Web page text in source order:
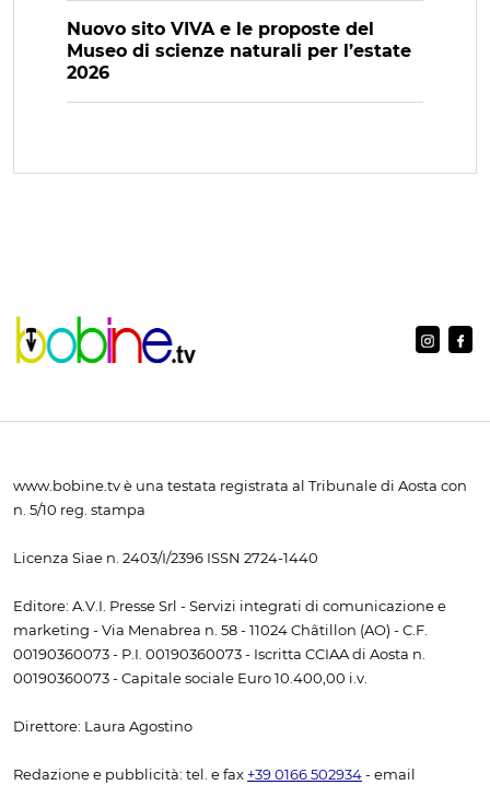
Nuovo sito VIVA e le proposte del
Museo di scienze naturali per l’estate
2026
www.bobine.tv è una testata registrata al Tribunale di Aosta con
n. 5/10 reg. stampa
Licenza Siae n. 2403/I/2396 ISSN 2724-1440
Editore: A.V.I. Presse Srl - Servizi integrati di comunicazione e
marketing - Via Menabrea n. 58 - 11024 Châtillon (AO) - C.F.
00190360073 - P.I. 00190360073 - Iscritta CCIAA di Aosta n.
00190360073 - Capitale sociale Euro 10.400,00 i.v.
Direttore: Laura Agostino
Redazione e pubblicità: tel. e fax +39 0166 502934 - email